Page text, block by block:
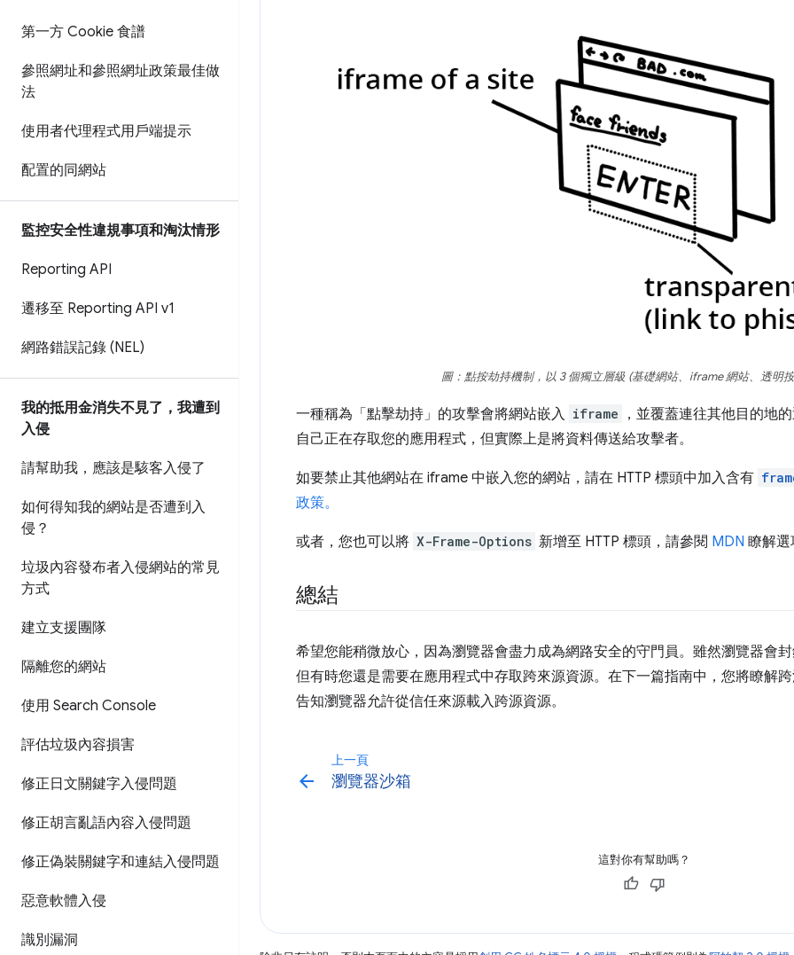
第一方 Cookie 食譜
參照網址和參照網址政策最佳做
法
使用者代理程式用戶端提示
配置的同網站
監控安全性違規事項和淘汰情形
Reporting API
遷移至 Reporting API v1
網路錯誤記錄 (NEL)
我的抵用金消失不見了，我遭到
入侵
請幫助我，應該是駭客入侵了
如何得知我的網站是否遭到入
侵？
垃圾內容發布者入侵網站的常見
方式
建立支援團隊
隔離您的網站
使用 Search Console
評估垃圾內容損害
修正日文關鍵字入侵問題
修正胡言亂語內容入侵問題
修正偽裝關鍵字和連結入侵問題
惡意軟體入侵
識別漏洞
圖：點按劫持機制，以 3 個獨立層級 (基礎網站、iframe 網站、透明按
一種稱為「點擊劫持」的攻擊會將網站嵌入 iframe
，並覆蓋連往其他目的地
自己正在存取您的應用程式，但實際上是將資料傳送給攻擊者。
如要禁止其他網站在 iframe 中嵌入您的網站，請在 HTTP 標頭中加入含有
政策。
或者，您也可以將 X-Frame-Options 新增至 HTTP 標頭，請參閱 MDN 瞭解選
總結
希望您能稍微放心，因為瀏覽器會盡力成為網路安全的守門員。雖然瀏覽器會
但有時您還是需要在應用程式中存取跨來源資源。在下一篇指南中，您將瞭解
告知瀏覽器允許從信任來源載入跨源資源。
上一頁
arrow_back 瀏覽器沙箱
這對你有幫助嗎？